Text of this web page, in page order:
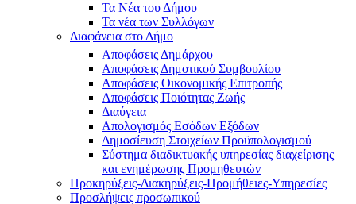
Τα Νέα του Δήμου
Τα νέα των Συλλόγων
Διαφάνεια στο Δήμο
Αποφάσεις Δημάρχου
Αποφάσεις Δημοτικού Συμβουλίου
Αποφάσεις Οικονομικής Επιτροπής
Αποφάσεις Ποιότητας Ζωής
Διαύγεια
Απολογισμός Εσόδων Εξόδων
Δημοσίευση Στοιχείων Προϋπολογισμού
Σύστημα διαδικτυακής υπηρεσίας διαχείρισης
και ενημέρωσης Προμηθευτών
Προκηρύξεις-Διακηρύξεις-Προμήθειες-Υπηρεσίες
Προσλήψεις προσωπικού